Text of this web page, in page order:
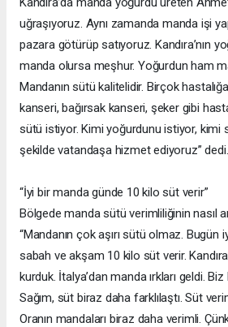
uğraşıyoruz. Aynı zamanda manda işi
pazara götürüp satıyoruz. Kandıra’nın
manda olursa meşhur. Yoğurdun ham
Mandanın sütü kalitelidir. Birçok
kanseri, bağırsak kanseri, şeker gibi
sütü istiyor. Kimi yoğurdunu istiyor, kimi
şekilde vatandaşa hizmet ediyoruz” dedi.
“İyi bir manda günde 10 kilo süt verir”
Bölgede manda sütü verimliliğinin nasıl
“Mandanın çok aşırı sütü olmaz. Bugün
sabah ve akşam 10 kilo süt verir.
kurduk. İtalya’dan manda ırkları geldi.
Sağım, süt biraz daha farklılaştı. Süt
Oranın mandaları biraz daha verimli.